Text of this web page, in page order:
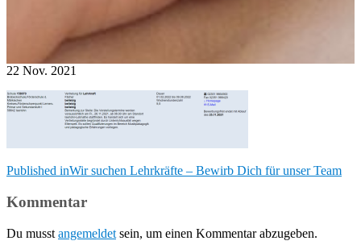
22 Nov. 2021
Beitragsnavigation
Published inWir suchen Lehrkräfte – Bewirb Dich für unser Team
Kommentar
Du musst angemeldet sein, um einen Kommentar abzugeben.